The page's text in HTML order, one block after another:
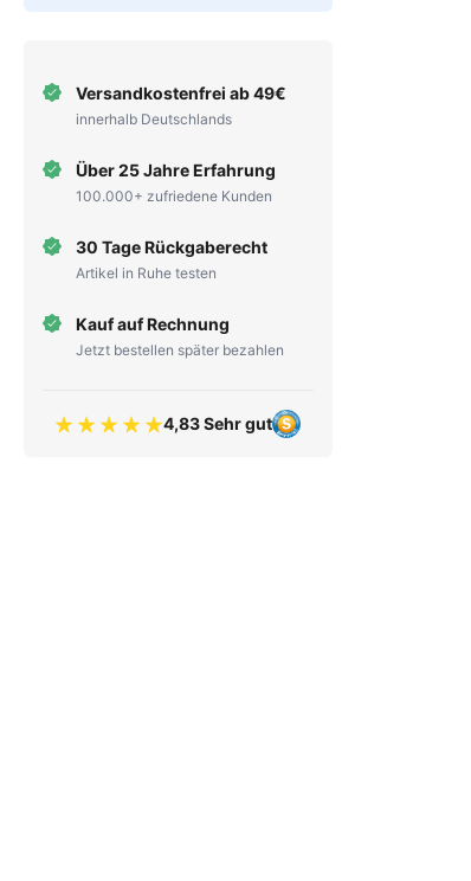
Versandkostenfrei ab 49€
innerhalb Deutschlands
Über 25 Jahre Erfahrung
100.000+ zufriedene Kunden
30 Tage Rückgaberecht
Artikel in Ruhe testen
Kauf auf Rechnung
Jetzt bestellen später bezahlen
Bewertung 4.83 von 5 Sternen
4,83 Sehr gut